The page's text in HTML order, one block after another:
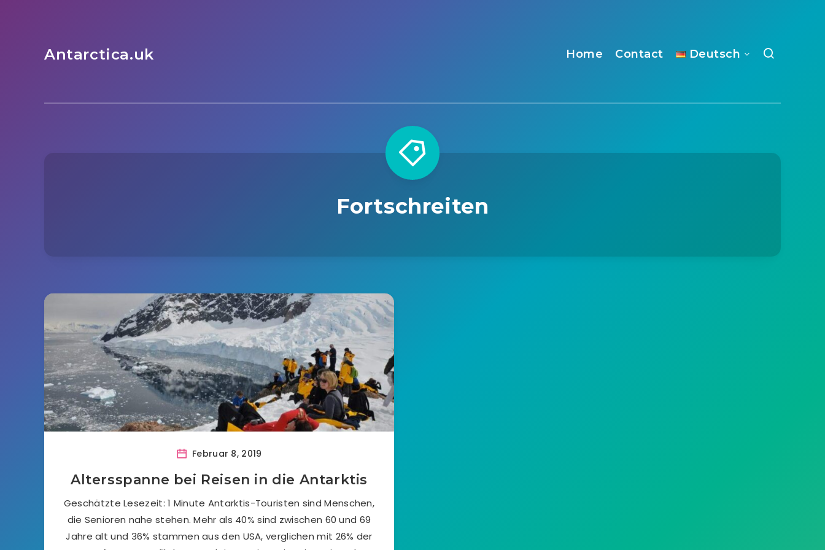
Antarctica.uk Home Contact Deutsch
Fortschreiten
Februar 8, 2019
Altersspanne bei Reisen in die Antarktis
Geschätzte Lesezeit: 1 Minute Antarktis-Touristen sind Menschen,
die Senioren nahe stehen. Mehr als 40% sind zwischen 60 und 69
Jahre alt und 36% stammen aus den USA, verglichen mit 26% der